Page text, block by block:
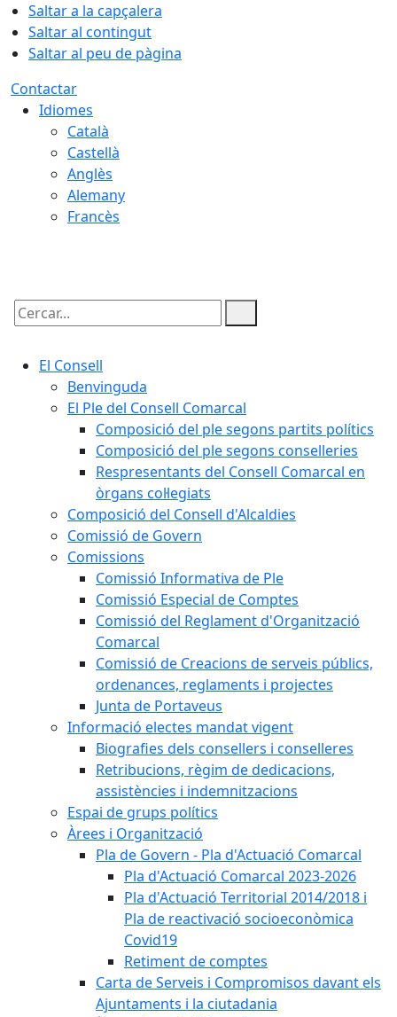
Saltar a la capçalera
Saltar al contingut
Saltar al peu de pàgina
Contactar
Idiomes
Català
Castellà
Anglès
Alemany
Francès
Cercar:
El Consell
Benvinguda
El Ple del Consell Comarcal
Composició del ple segons partits polítics
Composició del ple segons conselleries
Respresentants del Consell Comarcal en
òrgans col·legiats
Composició del Consell d'Alcaldies
Comissió de Govern
Comissions
Comissió Informativa de Ple
Comissió Especial de Comptes
Comissió del Reglament d'Organització
Comarcal
Comissió de Creacions de serveis públics,
ordenances, reglaments i projectes
Junta de Portaveus
Informació electes mandat vigent
Biografies dels consellers i conselleres
Retribucions, règim de dedicacions,
assistències i indemnitzacions
Espai de grups polítics
Àrees i Organització
Pla de Govern - Pla d'Actuació Comarcal
Pla d'Actuació Comarcal 2023-2026
Pla d'Actuació Territorial 2014/2018 i
Pla de reactivació socioeconòmica
Covid19
Retiment de comptes
Carta de Serveis i Compromisos davant els
Ajuntaments i la ciutadania